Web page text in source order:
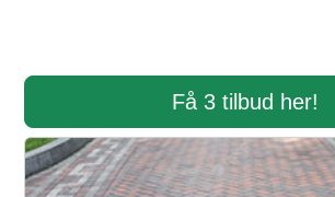
Få 3 tilbud her!